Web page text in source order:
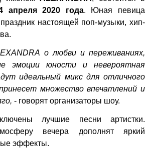
апреля 2020 года. Юная певица
настоящей поп-музыки, хип-
о любви и переживаниях,
эмоции юности и невероятная
идеальный микс для отличного
множество впечатлений и
- говорят организаторы шоу.
лучшие песни артистки.
вечера дополнят яркий
эффекты.